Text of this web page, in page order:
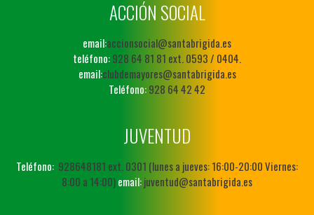
ACCIÓN SOCIAL
email:accionsocial@santabrigida.es
teléfono:928 64 81 81 ext. 0593 / 0404.
email:clubdemayores@santabrigida.es
Teléfono:928 64 42 42
JUVENTUD
Teléfono: 928648181 ext. 0301 (lunes a jueves: 16:00-20:00 Viernes:
8:00 a 14:00)email:juventud@santabrigida.es